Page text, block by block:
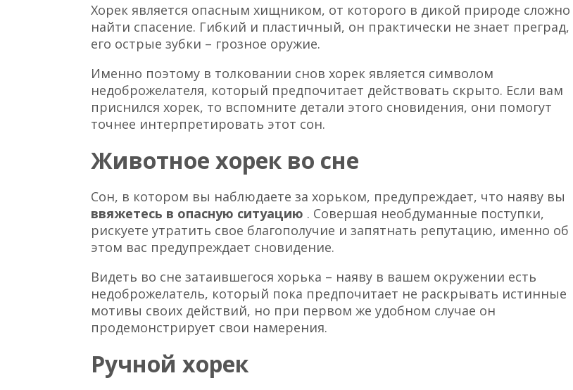
Хорек является опасным хищником, от которого в дикой природе сложно
найти спасение. Гибкий и пластичный, он практически не знает преград,
его острые зубки – грозное оружие.
Именно поэтому в толковании снов хорек является символом
недоброжелателя, который предпочитает действовать скрыто. Если вам
приснился хорек, то вспомните детали этого сновидения, они помогут
точнее интерпретировать этот сон.
Животное хорек во сне
Сон, в котором вы наблюдаете за хорьком, предупреждает, что наяву вы
ввяжетесь в опасную ситуацию . Совершая необдуманные поступки,
рискуете утратить свое благополучие и запятнать репутацию, именно об
этом вас предупреждает сновидение.
Видеть во сне затаившегося хорька – наяву в вашем окружении есть
недоброжелатель, который пока предпочитает не раскрывать истинные
мотивы своих действий, но при первом же удобном случае он
продемонстрирует свои намерения.
Ручной хорек